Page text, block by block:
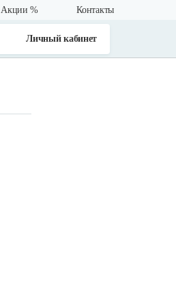
Акции % Контакты
Личный кабинет